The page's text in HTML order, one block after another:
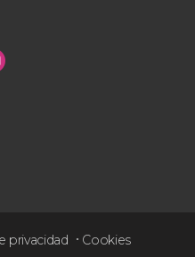
privacidad Cookies